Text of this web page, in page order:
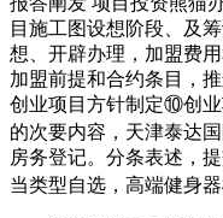
目施工图设想阶段、及
想、开辟办理，加盟费
加盟前提和合约条目，
创业项目方针制定⑩创
的次要内容，天津泰达
房务登记。分条表述，
当类型自选，高端健身